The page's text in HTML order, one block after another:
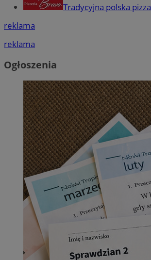
Tradycyjna polska pizza
reklama
reklama
Ogłoszenia